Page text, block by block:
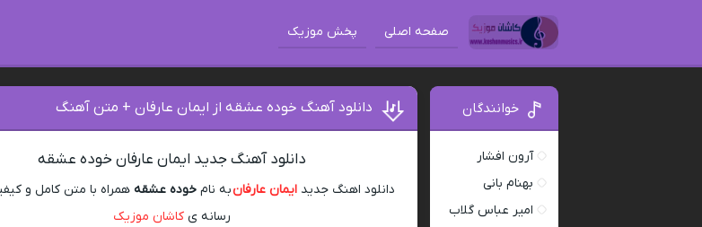
صفحه اصلی پخش موزیک
دانلود آهنگ خوده عشقه از ایمان عارفان + متن آهنگ
دانلود آهنگ جدید ایمان عارفان خوده عشقه
دانلود اهنگ جدید ایمان عارفانبه نام خوده عشقه
رسانه ی کاشان موزیک
خوانندگان
آرون افشار
بهنام بانی
امیر عباس گلاب